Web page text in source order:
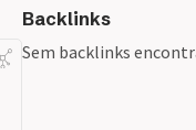
Backlinks
Sem backlinks